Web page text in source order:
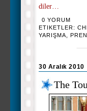
diler…
0 YORUM
ETIKETLER:
YARIŞMA
30 Aralık 2010
The